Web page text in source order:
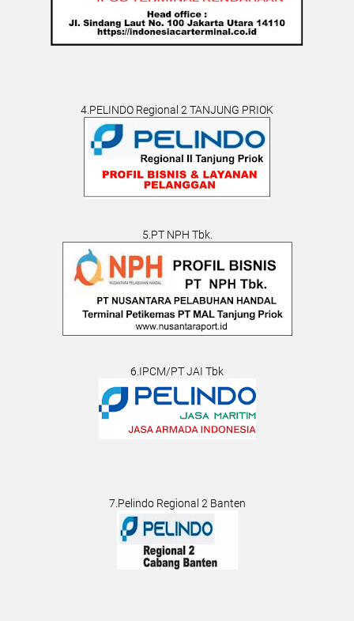
4.PELINDO Regional 2 TANJUNG PRIOK
5.PT NPH Tbk.
6.IPCM/PT JAI Tbk
7.Pelindo Regional 2 Banten